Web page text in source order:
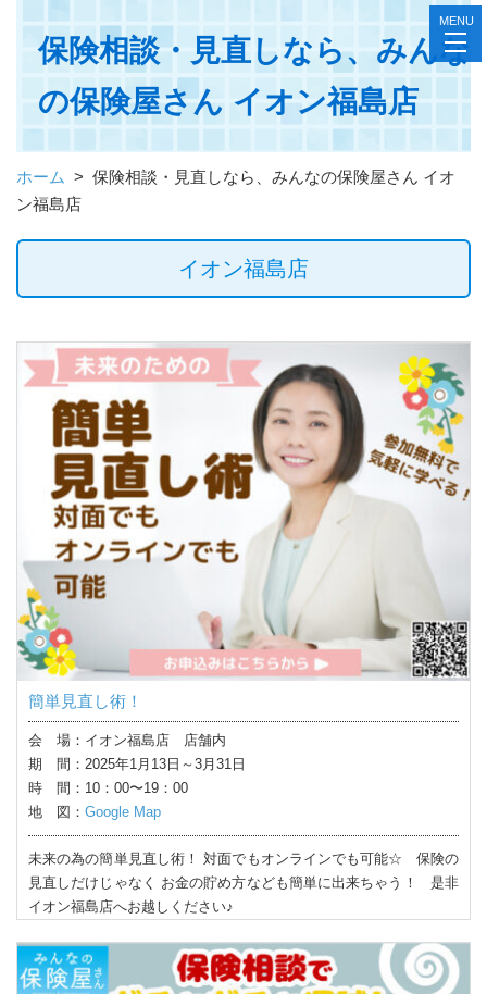
保険相談・見直しなら、みんな
の保険屋さん イオン福島店
ホーム > 保険相談・見直しなら、みんなの保険屋さん イオ
ン福島店
イオン福島店
簡単見直し術！
会 場：イオン福島店 店舗内
期 間：2025年1月13日～3月31日
時 間：10：00〜19：00
地 図： Google Map
未来の為の簡単見直し術！ 対面でもオンラインでも可能☆ 保険の
見直しだけじゃなく お金の貯め方なども簡単に出来ちゃう！ 是非
イオン福島店へお越しください♪
MENU